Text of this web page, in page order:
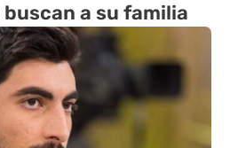
a su familia